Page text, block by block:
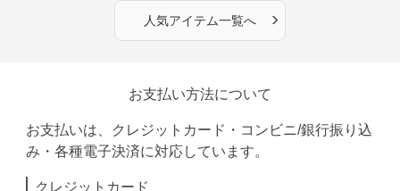
人気アイテム一覧へ ›
お支払い方法について
お支払いは、クレジットカード・コンビニ/銀行振り込
み・各種電子決済に対応しています。
クレジットカード